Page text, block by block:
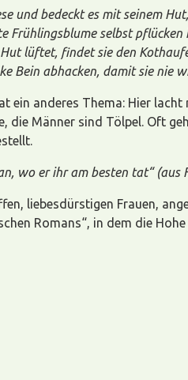
und bedeckt es mit seinem
Frühlingsblume selbst pflücken
lüftet, findet sie den
Bein abhacken, damit sie nie
ein anderes Thema: Hier
die Männer sind Tölpel. Oft
wo er ihr am besten tat“ (aus
liebesdürstigen Frauen,
Romans“, in dem die